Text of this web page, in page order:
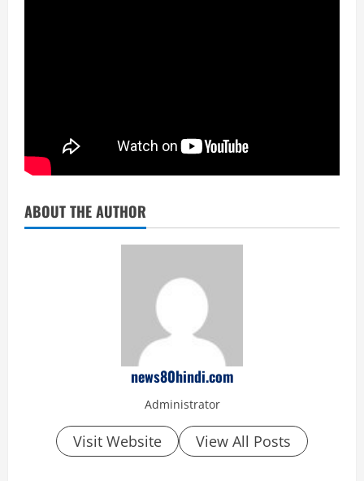
ABOUT THE AUTHOR
news80hindi.com
Administrator
Visit Website View All Posts